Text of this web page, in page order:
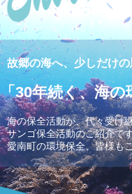
故郷の海へ、少しだけの
「30年続く、海の
海の保全活動が、代々受け
サンゴ保全活動のご紹介で
愛南町の環境保全、皆様も